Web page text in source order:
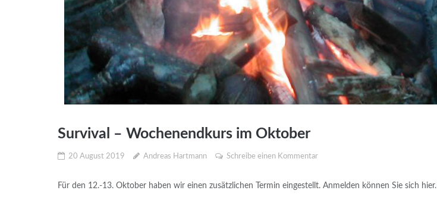
Survival – Wochenendkurs im Oktober
20 August 2019 Andreas Hartmann Schreibe einen Kommentar
Für den 12.-13. Oktober haben wir einen zusätzlichen Termin eingestellt. Anmelden können Sie sich hier.